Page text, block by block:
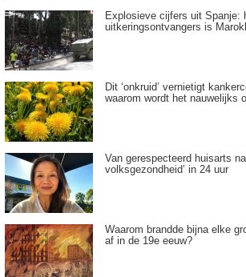
Explosieve cijfers uit Spanje:
uitkeringsontvangers is
Dit ‘onkruid’ vernietigt
waarom wordt het nauwelijks
Van gerespecteerd huisarts
volksgezondheid’ in 24 uur
Waarom brandde bijna elke
af in de 19e eeuw?